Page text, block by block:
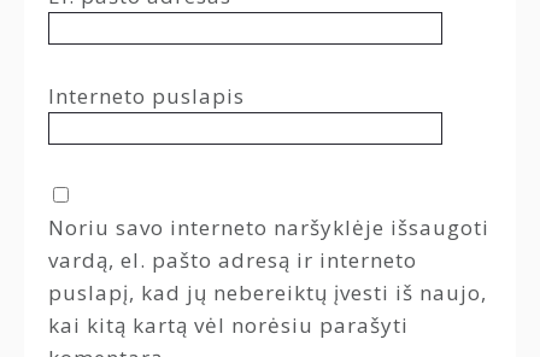
Interneto puslapis
Noriu savo interneto naršyklėje išsaugoti
vardą, el. pašto adresą ir interneto
puslapį, kad jų nebereiktų įvesti iš naujo,
kai kitą kartą vėl norėsiu parašyti